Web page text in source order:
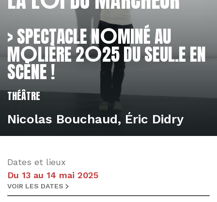
> SPECTACLE NOMINÉ AU
MOLIÈRE 2O25 DU SEUL.E EN
SCÈNE !
THÉÂTRE
Nicolas Bouchaud, Éric Didry
Dates et lieux
Du 13 au 14 mai 2025
VOIR LES DATES
L'actualité